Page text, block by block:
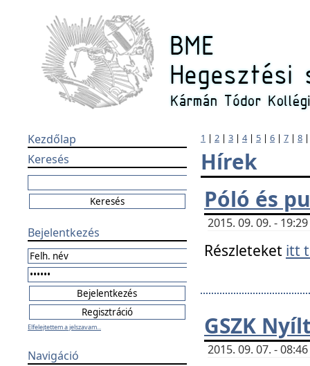
Kezdőlap
Keresés
Bejelentkezés
Elfelejtettem a jelszavam...
Navigáció
1 | 2 | 3 | 4| 5 | 6 | 7 | 8
Hírek
Póló és
2015. 09. 09. -
Részleteket itt
GSZK
2015. 09. 07. -